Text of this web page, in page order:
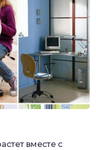
вместе с